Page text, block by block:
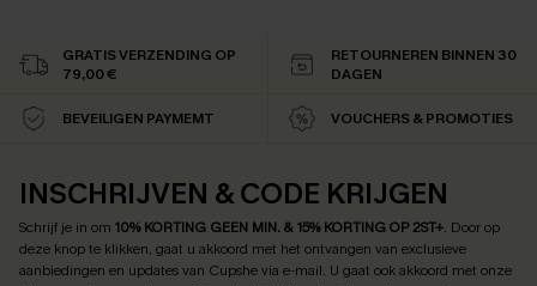
GRATIS VERZENDING OP
79,00 €
RETOURNEREN BINNEN 30
DAGEN
BEVEILIGEN PAYMEMT VOUCHERS & PROMOTIES
INSCHRIJVEN & CODE KRIJGEN
Schrijf je in om 10% KORTING GEEN MIN. & 15% KORTING OP 2ST+. Door op
deze knop te klikken, gaat u akkoord met het ontvangen van exclusieve
aanbiedingen en updates van Cupshe via e-mail. U gaat ook akkoord met onze